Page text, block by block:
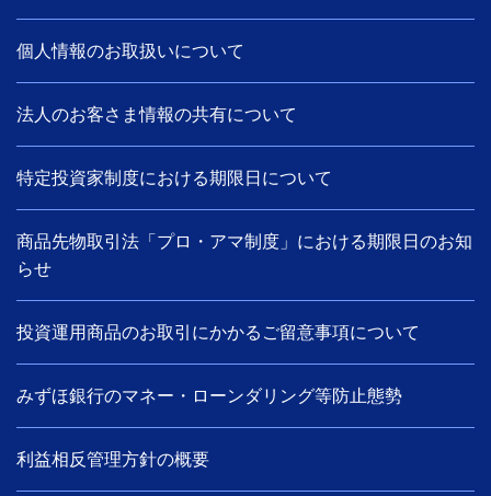
個人情報のお取扱いについて
法人のお客さま情報の共有について
特定投資家制度における期限日について
商品先物取引法「プロ・アマ制度」における期限日のお知
らせ
投資運用商品のお取引にかかるご留意事項について
みずほ銀行のマネー・ローンダリング等防止態勢
利益相反管理方針の概要